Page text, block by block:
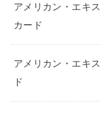
アメリカン・エキ
カード
アメリカン・エキ
ド